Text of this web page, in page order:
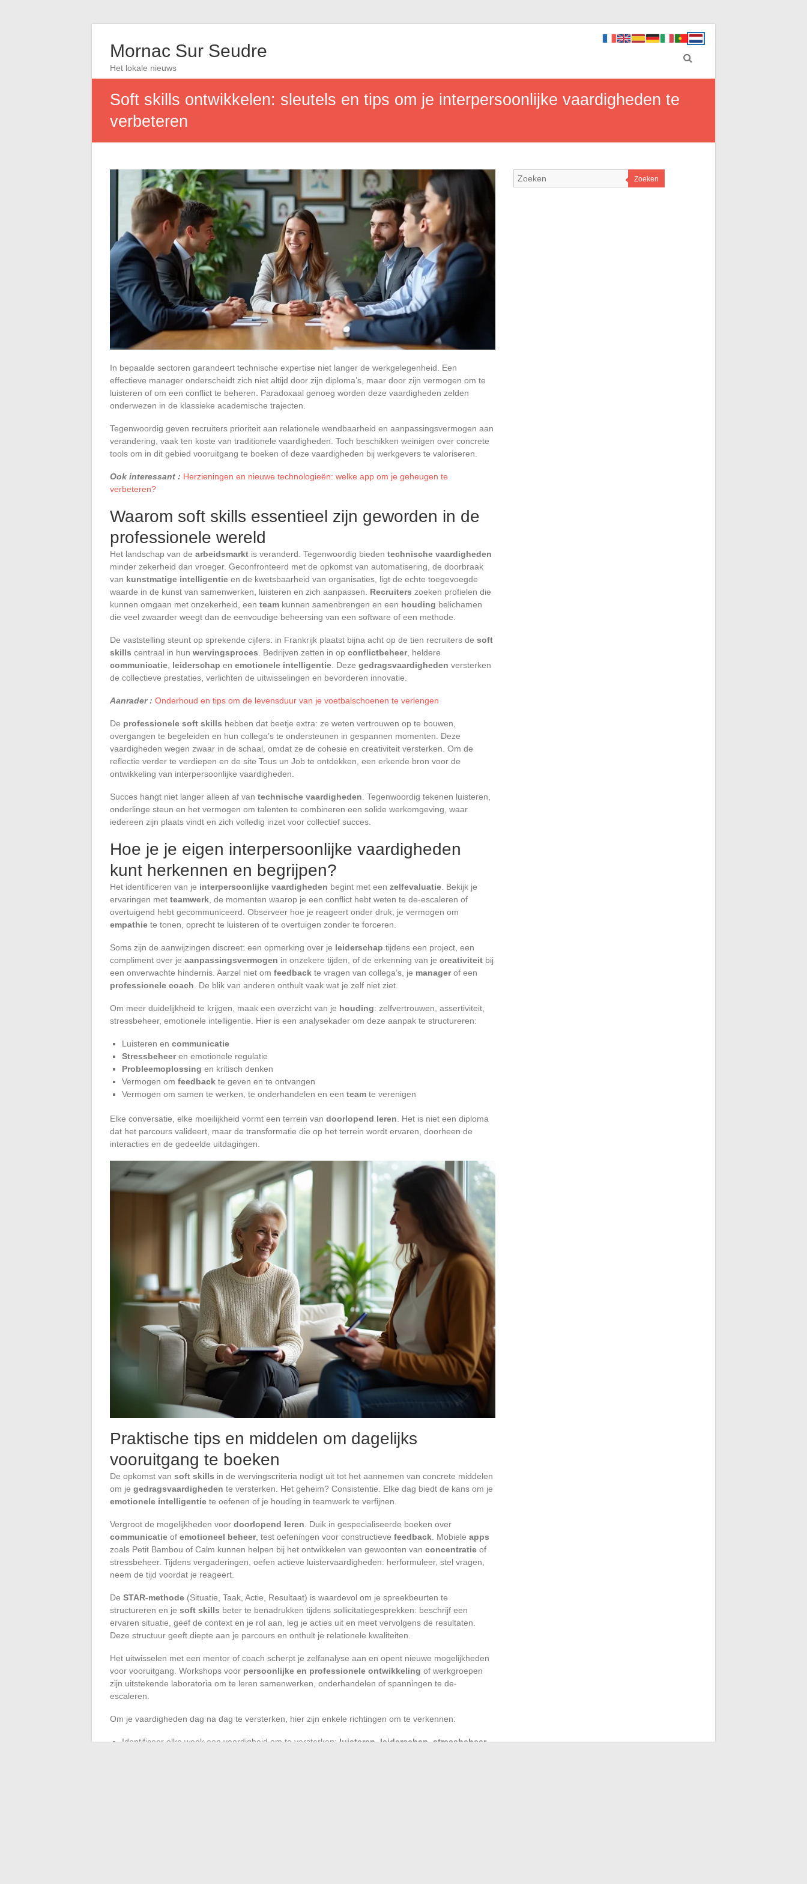
Mornac Sur Seudre
Het lokale nieuws
Soft skills ontwikkelen: sleutels en tips om je interpersoonlijke vaardigheden te
verbeteren
In bepaalde sectoren garandeert technische expertise niet langer de werkgelegenheid. Een
effectieve manager onderscheidt zich niet altijd door zijn diploma’s, maar door zijn vermogen om te
luisteren of om een conflict te beheren. Paradoxaal genoeg worden deze vaardigheden zelden
onderwezen in de klassieke academische trajecten.
Tegenwoordig geven recruiters prioriteit aan relationele wendbaarheid en aanpassingsvermogen aan
verandering, vaak ten koste van traditionele vaardigheden. Toch beschikken weinigen over concrete
tools om in dit gebied vooruitgang te boeken of deze vaardigheden bij werkgevers te valoriseren.
Ook interessant : Herzieningen en nieuwe technologieën: welke app om je geheugen te
verbeteren?
Waarom soft skills essentieel zijn geworden in de
professionele wereld
Het landschap van de arbeidsmarkt is veranderd. Tegenwoordig bieden technische vaardigheden
minder zekerheid dan vroeger. Geconfronteerd met de opkomst van automatisering, de doorbraak
van kunstmatige intelligentie en de kwetsbaarheid van organisaties, ligt de echte toegevoegde
waarde in de kunst van samenwerken, luisteren en zich aanpassen. Recruiters zoeken profielen die
kunnen omgaan met onzekerheid, een team kunnen samenbrengen en een houding belichamen
die veel zwaarder weegt dan de eenvoudige beheersing van een software of een methode.
De vaststelling steunt op sprekende cijfers: in Frankrijk plaatst bijna acht op de tien recruiters de soft
skills centraal in hun wervingsproces . Bedrijven zetten in op conflictbeheer, heldere
communicatie leiderschap en emotionele intelligentie . Deze gedragsvaardigheden versterken
de collectieve prestaties, verlichten de uitwisselingen en bevorderen innovatie.
Aanrader : Onderhoud en tips om de levensduur van je voetbalschoenen te verlengen
De professionele soft skills hebben dat beetje extra: ze weten vertrouwen op te bouwen,
overgangen te begeleiden en hun collega’s te ondersteunen in gespannen momenten. Deze
vaardigheden wegen zwaar in de schaal, omdat ze de cohesie en creativiteit versterken. Om de
reflectie verder te verdiepen en de site Tous un Job te ontdekken, een erkende bron voor de
ontwikkeling van interpersoonlijke vaardigheden.
Succes hangt niet langer alleen af van technische vaardigheden . Tegenwoordig tekenen luisteren,
onderlinge steun en het vermogen om talenten te combineren een solide werkomgeving, waar
iedereen zijn plaats vindt en zich volledig inzet voor collectief succes.
Hoe je je eigen interpersoonlijke vaardigheden
kunt herkennen en begrijpen?
Het identificeren van je interpersoonlijke vaardigheden begint met een zelfevaluatie . Bekijk je
ervaringen met teamwerk , de momenten waarop je een conflict hebt weten te de-escaleren of
overtuigend hebt gecommuniceerd. Observeer hoe je reageert onder druk, je vermogen om
empathie te tonen, oprecht te luisteren of te overtuigen zonder te forceren.
Soms zijn de aanwijzingen discreet: een opmerking over je leiderschap tijdens een project, een
compliment over je aanpassingsvermogen in onzekere tijden, of de erkenning van je creativiteit bij
een onverwachte hindernis. Aarzel niet om feedback te vragen van collega’s, je managerof een
professionele coach . De blik van anderen onthult vaak wat je zelf niet ziet.
Om meer duidelijkheid te krijgen, maak een overzicht van je houding: zelfvertrouwen, assertiviteit,
stressbeheer, emotionele intelligentie. Hier is een analysekader om deze aanpak te structureren:
Luisteren en communicatie
Stressbeheeren emotionele regulatie
Probleemoplossing en kritisch denken
Vermogen om feedback te geven en te ontvangen
Vermogen om samen te werken, te onderhandelen en een team te verenigen
Elke conversatie, elke moeilijkheid vormt een terrein van doorlopend leren . Het is niet een diploma
dat het parcours valideert, maar de transformatie die op het terrein wordt ervaren, doorheen de
interacties en de gedeelde uitdagingen.
Praktische tips en middelen om dagelijks
vooruitgang te boeken
De opkomst van soft skills in de wervingscriteria nodigt uit tot het aannemen van concrete middelen
om je gedragsvaardigheden te versterken. Het geheim? Consistentie. Elke dag biedt de kans om je
emotionele intelligentie te oefenen of je houding in teamwerk te verfijnen.
Vergroot de mogelijkheden voor doorlopend leren . Duik in gespecialiseerde boeken over
communicatie of emotioneel beheer, test oefeningen voor constructieve feedback . Mobiele apps
zoals Petit Bambou of Calm kunnen helpen bij het ontwikkelen van gewoonten van concentratie of
stressbeheer. Tijdens vergaderingen, oefen actieve luistervaardigheden: herformuleer, stel vragen,
neem de tijd voordat je reageert.
De STAR-methode (Situatie, Taak, Actie, Resultaat) is waardevol om je spreekbeurten te
structureren en je soft skills beter te benadrukken tijdens sollicitatiegesprekken: beschrijf een
ervaren situatie, geef de context en je rol aan, leg je acties uit en meet vervolgens de resultaten.
Deze structuur geeft diepte aan je parcours en onthult je relationele kwaliteiten.
Het uitwisselen met een mentor of coach scherpt je zelfanalyse aan en opent nieuwe mogelijkheden
voor vooruitgang. Workshops voor persoonlijke en professionele ontwikkeling of werkgroepen
zijn uitstekende laboratoria om te leren samenwerken, onderhandelen of spanningen te de-
escaleren.
Om je vaardigheden dag na dag te versterken, hier zijn enkele richtingen om te verkennen:
Identificeer elke week een vaardigheid om te versterken: luisteren leiderschap stressbeheer.
Zoeken